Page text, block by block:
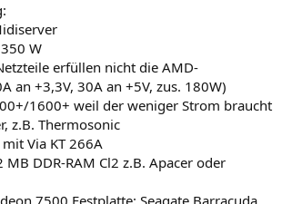
W
erfüllen nicht die AMD-
an +3,3V, 30A an +5V, zus. 180W)
1600+ weil der weniger Strom braucht
z.B. Thermosonic
Via KT 266A
MB DDR-RAM Cl2 z.B. Apacer oder
7500 Festplatte: Seagate Barracuda